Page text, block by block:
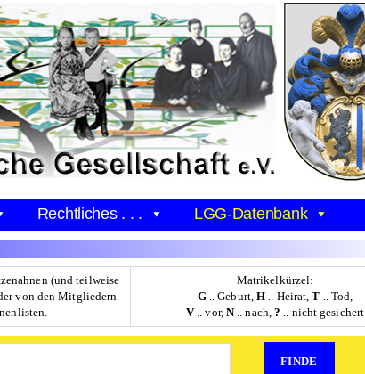
Rechtliches . . . LGG-Datenbank
(und teilweise
von den Mitgliedern
Matrikelkürzel:
G.. Geburt,H .. Heirat,T .. Tod,
V.. vor, N.. nach,? .. nicht gesichert